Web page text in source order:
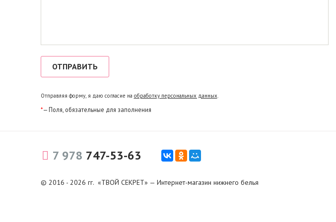
Отправляя форму, я даю согласие на обработку персональных данных.
*— Поля, обязательные для заполнения
7 978 747-53-63
© 2016 - 2026 гг. «ТВОЙ СЕКРЕТ» — Интернет-магазин нижнего белья